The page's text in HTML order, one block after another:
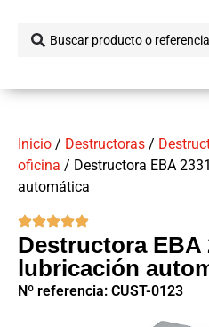
Inicio / Destructoras /
oficina / Destructora EBA
automática
Destructora EBA
lubricación
Nº referencia: CUST-0123